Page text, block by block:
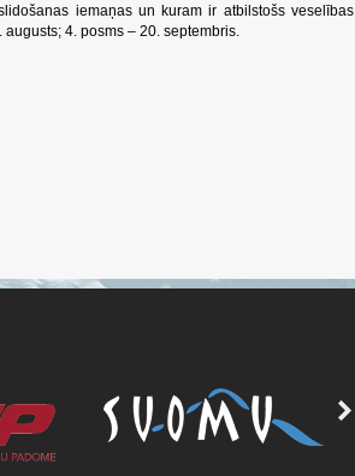
iemaņas un kuram ir atbilstošs veselības
4. posms – 20. septembris.